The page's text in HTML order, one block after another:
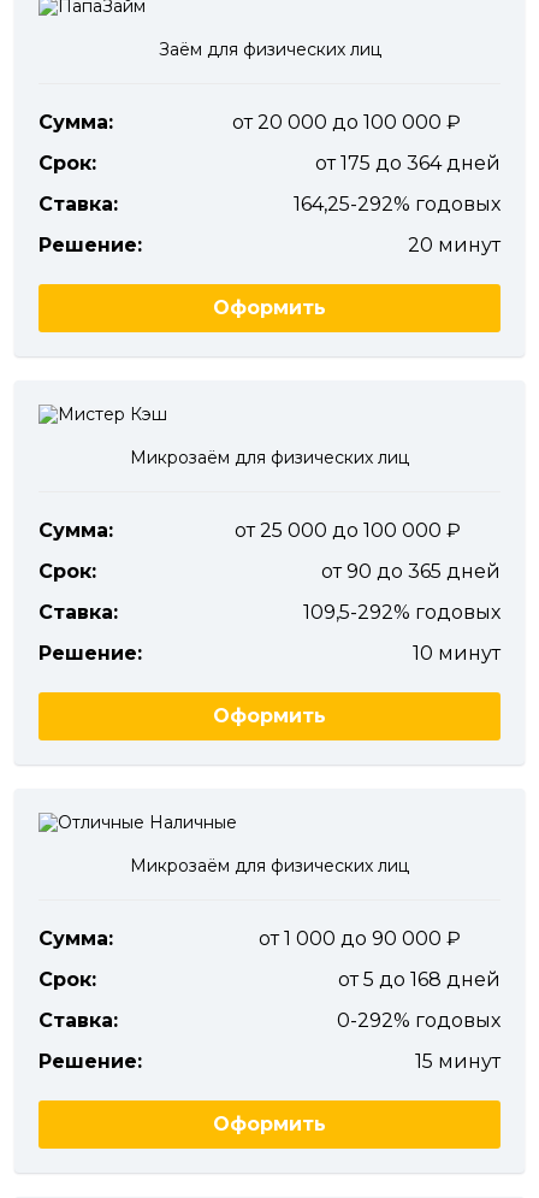
Заём для физических лиц
Сумма:
от 20 000 до 100 000
Срок:
от 175 до 364 дней
Ставка:
164,25-292% годовых
Решение:
20 минут
Оформить
Микрозаём для физических лиц
Сумма:
от 25 000 до 100 000
Срок:
от 90 до 365 дней
Ставка:
109,5-292% годовых
Решение:
10 минут
Оформить
Микрозаём для физических лиц
Сумма:
от 1 000 до 90 000
Срок:
от 5 до 168 дней
Ставка:
0-292% годовых
Решение:
15 минут
Оформить